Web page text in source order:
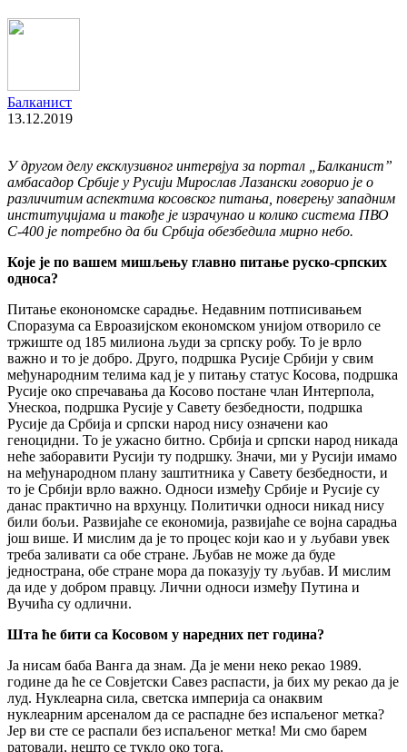
Балканист
13.12.2019
У другом делу ексклузивног интервјуа за портал „Балканист”
амбасадор Србије у Русији Мирослав Лазански говорио је о
различитим аспектима косовског питања, поверењу западним
институцијама и такође је израчунао и колико система ПВО
С-400 је потребно да би Србија обезбедила мирно небо.
Које је по вашем мишљењу главно питање руско-српских
односа?
Питање еконономске сарадње. Недавним потписивањем
Споразума са Евроазијском економском унијом отворило се
тржиште од 185 милиона људи за српску робу. То је врло
важно и то је добро. Друго, подршка Русије Србији у свим
међународним телима кад је у питању статус Косова, подршка
Русије око спречавања да Косово постане члан Интерпола,
Унескоа, подршка Русије у Савету безбедности, подршка
Русије да Србија и српски народ нису означени као
геноцидни. То је ужасно битно. Србија и српски народ никада
неће заборавити Русији ту подршку. Значи, ми у Русији имамо
на међународном плану заштитника у Савету безбедности, и
то је Србији врло важно. Односи између Србије и Русије су
данас практично на врхунцу. Политички односи никад нису
били бољи. Развијаће се економија, развијаће се војна сарадња
још више. И мислим да је то процес који као и у љубави увек
треба заливати са обе стране. Љубав не може да буде
једнострана, обе стране мора да показују ту љубав. И мислим
да иде у добром правцу. Лични односи између Путина и
Вучића су одлични.
Шта ће бити са Косовом у наредних пет година?
Ја нисам баба Ванга да знам. Да је мени неко рекао 1989.
године да ће се Совјетски Савез распасти, ја бих му рекао да је
луд. Нуклеарна сила, светска империја са онаквим
нуклеарним арсеналом да се распадне без испаљеног метка?
Јер ви сте се распали без испаљеног метка! Ми смо барем
ратовали, нешто се тукло око тога.